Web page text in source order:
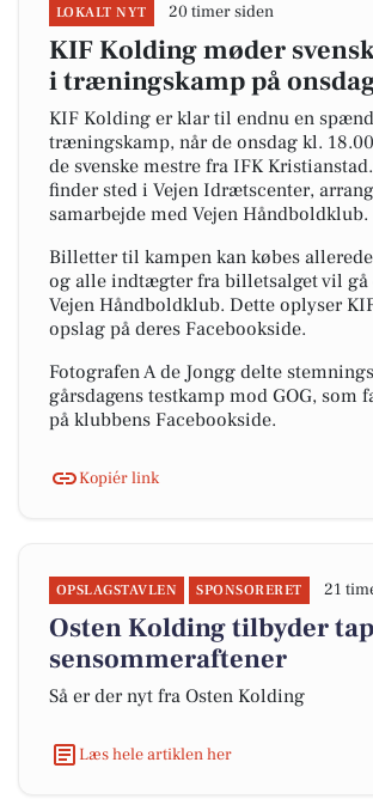
LOKALT NYT 20 timer siden
KIF Kolding møder
i træningskamp på
KIF Kolding er klar til endnu en
træningskamp, når de onsdag kl.
de svenske mestre fra IFK
finder sted i Vejen Idrætscenter,
samarbejde med Vejen Håndboldklub.
Billetter til kampen kan købes
og alle indtægter fra billetsalget vil
Vejen Håndboldklub. Dette oplyser
opslag på deres Facebookside.
Fotografen A de Jongg delte
gårsdagens testkamp mod GOG, som
på klubbens Facebookside.
Kopiér link
OPSLAGSTAVLEN SPONSORERET 21
Osten Kolding tilbyder
sensommeraftener
Så er der nyt fra Osten Kolding
Læs hele artiklen her